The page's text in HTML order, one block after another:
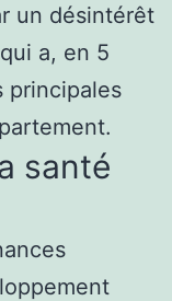
un désintérêt
a, en 5
principales
santé